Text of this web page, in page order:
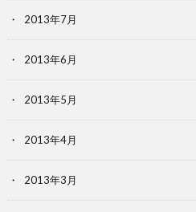
2013年7月
2013年6月
2013年5月
2013年4月
2013年3月